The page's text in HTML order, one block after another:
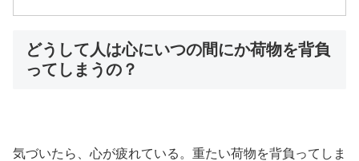
どうして人は心にいつの間にか荷物を背負
ってしまうの？
気づいたら、心が疲れている。重たい荷物を背負ってしま